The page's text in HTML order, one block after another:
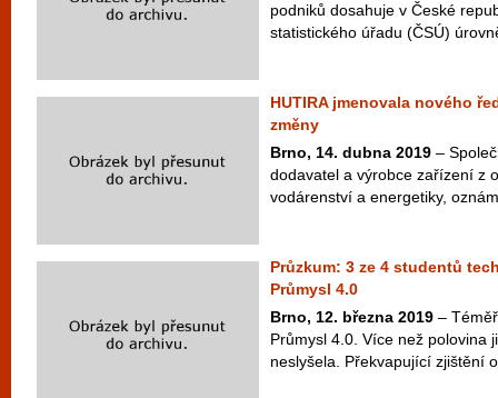
podniků dosahuje v České
statistického úřadu (ČSÚ)
HUTIRA jmenovala nového
změny
Brno, 14. dubna 2019 –
dodavatel a výrobce zařízení z
vodárenství a energetiky,
Průzkum: 3 ze 4 studentů
Průmysl 4.0
Brno, 12. března 2019 –
Průmysl 4.0. Více než polovina
neslyšela. Překvapující zjištění